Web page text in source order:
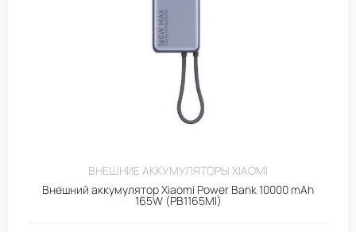
ВНЕШНИЕ АККУМУЛЯТОРЫ XIAOMI
Внешний аккумулятор Xiaomi Power Bank 10000 mAh
165W (PB1165MI)